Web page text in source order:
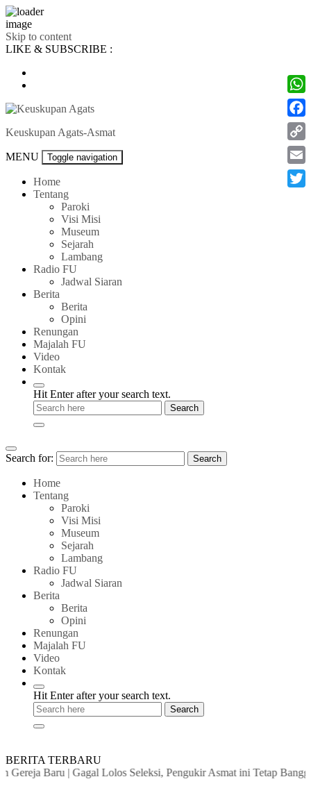
Skip to content
LIKE & SUBSCRIBE :
Keuskupan Agats-Asmat
MENU Toggle navigation
Home
Tentang
Paroki
Visi Misi
Museum
Sejarah
Lambang
Radio FU
Jadwal Siaran
Berita
Berita
Opini
Renungan
Majalah FU
Video
Kontak
Hit Enter after your search text.
Search for: Search
Home
Tentang
Paroki
Visi Misi
Museum
Sejarah
Lambang
Radio FU
Jadwal Siaran
Berita
Berita
Opini
Renungan
Majalah FU
Video
Kontak
Hit Enter after your search text.
BERITA TERBARU
Gereja Baru| Gagal Lolos Seleksi, Pengukir Asmat ini Tetap
Copy
Link